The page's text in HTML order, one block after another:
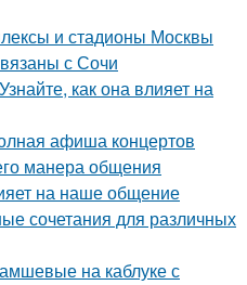
и стадионы Москвы
с Сочи
как она влияет на
афиша концертов
манера общения
на наше общение
сочетания для различных
на каблуке с